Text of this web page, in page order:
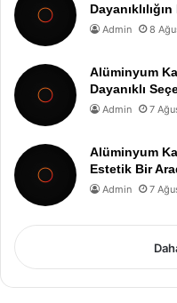
Admin 8
Alüminyum
Dayanıklı
Admin 7
Alüminyum
Estetik Bir
Admin 7